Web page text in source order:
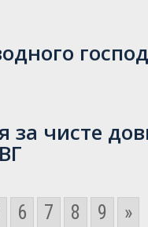
за чисте
6 7 8 9 »